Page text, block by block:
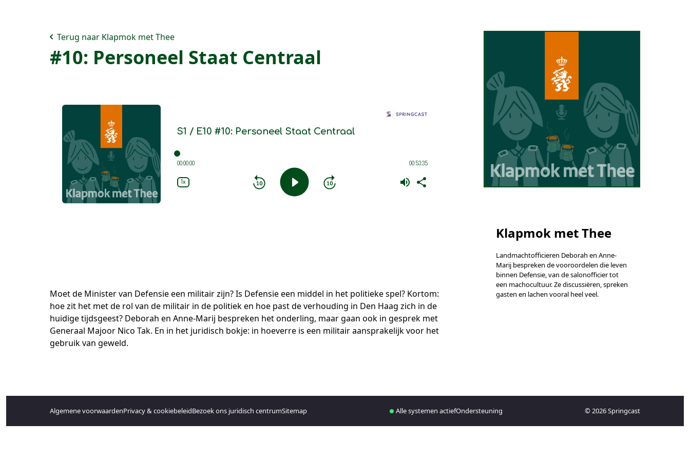
Terug naar Klapmok met Thee
#10: Personeel Staat Centraal
Moet de Minister van Defensie een militair zijn? Is Defensie een middel in het politieke spel? Kortom:
hoe zit het met de rol van de militair in de politiek en hoe past de verhouding in Den Haag zich in de
huidige tijdsgeest? Deborah en Anne-Marij bespreken het onderling, maar gaan ook in gesprek met
Generaal Majoor Nico Tak. En in het juridisch bokje: in hoeverre is een militair aansprakelijk voor het
gebruik van geweld.
Klapmok met Thee
Landmachtofficieren Deborah en Anne-
Marij bespreken de vooroordelen die leven
binnen Defensie, van de salonofficier tot
een machocultuur. Ze discussiëren, spreken
gasten en lachen vooral heel veel.
Algemene voorwaardenPrivacy & cookiebeleidBezoek ons juridisch centrumSitemap Alle systemen actiefOndersteuning © 2026 Springcast